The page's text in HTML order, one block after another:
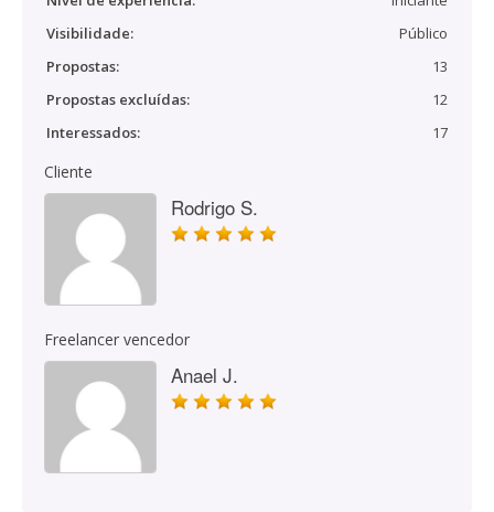
Visibilidade:
Público
Propostas:
13
Propostas excluídas:
12
Interessados:
17
Cliente
Rodrigo S.
Freelancer vencedor
Anael J.